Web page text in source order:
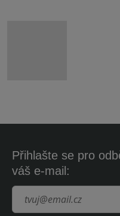
Přihlašte se pro
váš e-mail: